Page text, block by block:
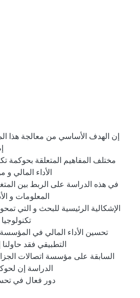
إن الهدف الأساسي من معالجة هذا
مختلف المفاهيم المتعلقة بحوكمة
الأداء المالي
في هذه الدراسة على الربط بين
المعلومات و
الإشكالية الرئيسية للبحث و التي
تحسين الأداء المالي في
التطبيقي فقد
السابقة على مؤسسة اتصالات
الدراسة إن
دور فعال في